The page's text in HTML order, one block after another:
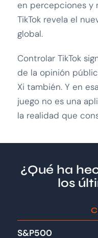
en percepciones y
TikTok revela el
global.
Controlar TikTok
de la opinión
Xi también. Y en
juego no es una
la realidad que
¿Qué ha
los
S&P500